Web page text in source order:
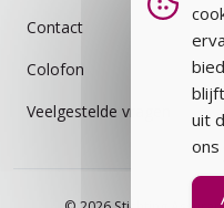
Contact
Colofon
Veelgestelde vragen
uit
ons